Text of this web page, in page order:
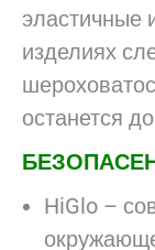
эластичные
изделиях
останется
HiGlo –